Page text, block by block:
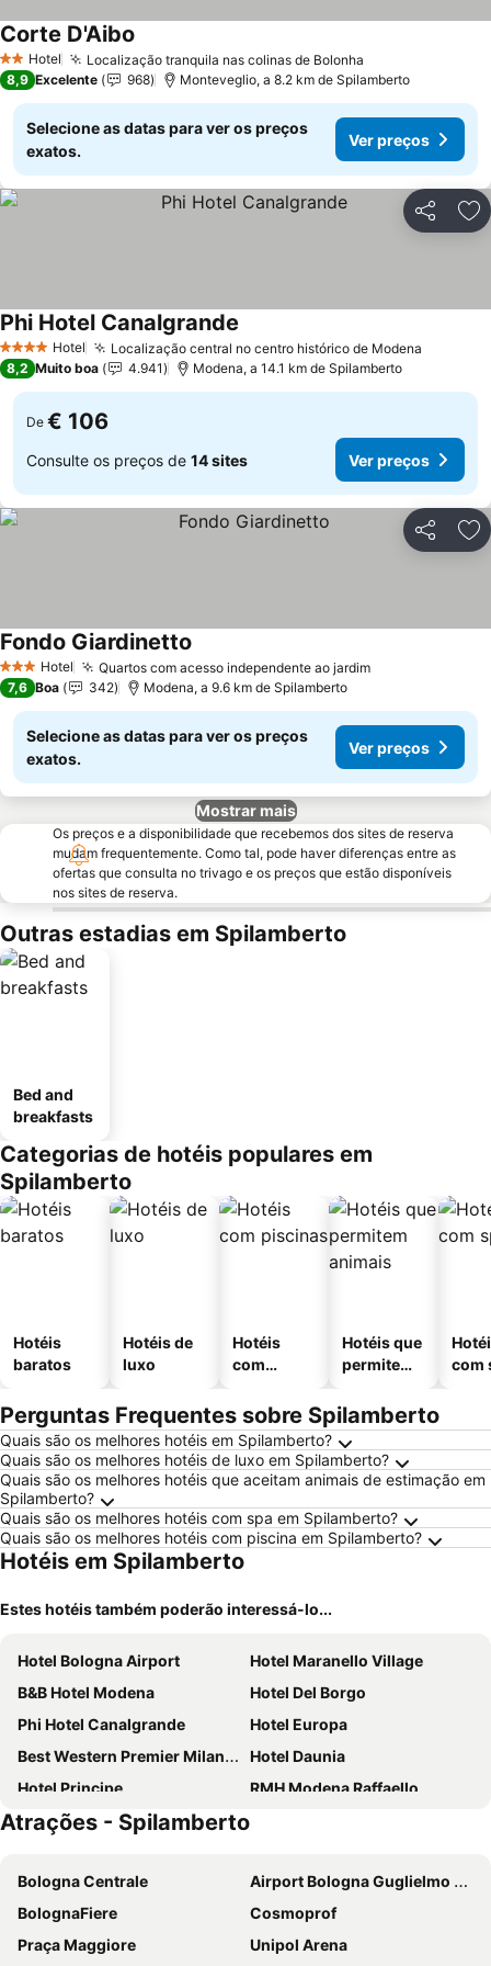
2 Estrelas
Hotel Localização tranquila nas colinas de Bolonha
Corte D'Aibo
8,9 Excelente 968 Monteveglio, a 8.2 km de Spilamberto
Selecione as datas para ver os preços
exatos.
Ver preços
Partilhar
4 EstrelasHotel Localização central no centro histórico de Modena
Phi Hotel Canalgrande
8,2 Muito boa 4.941 Modena, a 14.1 km de Spilamberto
De € 106
Consulte os preços de 14 sites Ver preços
Partilhar
3 EstrelasHotel Quartos com acesso independente ao jardim
Fondo Giardinetto
7,6 Boa 342 Modena, a 9.6 km de Spilamberto
Selecione as datas para ver os preços
exatos.
Ver preços
Mostrar mais
Os preços e a disponibilidade que recebemos dos sites de reserva
mudam frequentemente. Como tal, pode haver diferenças entre as
ofertas que consulta no trivago e os preços que estão disponíveis
nos sites de reserva.
Outras estadias em Spilamberto
Bed and
breakfasts
Categorias de hotéis populares em
Spilamberto
Hotéis
baratos
Hotéis de
luxo
Hotéis
com
Hotéis que
permitem
com
Perguntas Frequentes sobre Spilamberto
Quais são os melhores hotéis em Spilamberto?
Quais são os melhores hotéis de luxo em Spilamberto?
Quais são os melhores hotéis que aceitam animais de estimação em
Spilamberto?
Quais são os melhores hotéis com spa em Spilamberto?
Quais são os melhores hotéis com piscina em Spilamberto?
Hotéis em Spilamberto
Estes hotéis também poderão interessá-lo...
Hotel Bologna Airport
Hotel Maranello Village
B&B Hotel Modena
Hotel Del Borgo
Phi Hotel Canalgrande
Hotel Europa
Best Western Premier Milano Palace Hotel
Hotel Daunia
Hotel Principe
RMH Modena Raffaello
NEW IPOINT HOTEL
Rmh Modena Des Arts
Tiby Hotel
B&B HOTEL Sassuolo
Rechigi Park Hotel
Modena Hotel
Hotel Domus
Atrações - Spilamberto
Bologna Centrale
Airport Bologna Guglielmo Marconi
BolognaFiere
Cosmoprof
Praça Maggiore
Unipol Arena